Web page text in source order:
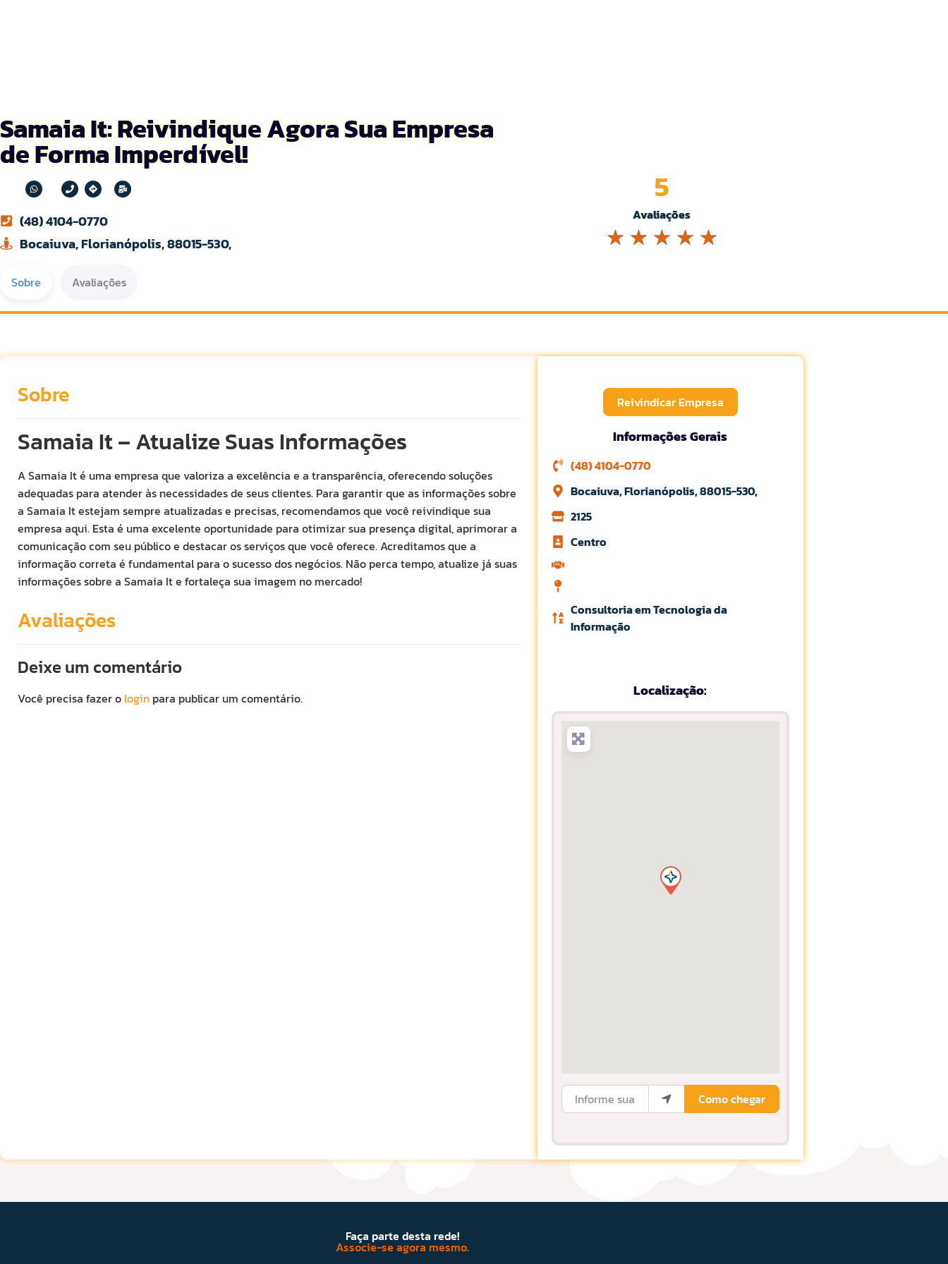
Samaia It: Reivindique Agora Sua Empresa
de Forma Imperdível!
(48) 4104-0770
Bocaiuva, Florianópolis, 88015-530,
Avaliações
5
☆ ☆ ☆ ☆ ☆
Sobre Avaliações
Sobre
Samaia It – Atualize Suas Informações
A Samaia It é uma empresa que valoriza a excelência e a transparência, oferecendo soluções
adequadas para atender às necessidades de seus clientes. Para garantir que as informações sobre
a Samaia It estejam sempre atualizadas e precisas, recomendamos que você reivindique sua
empresa aqui. Esta é uma excelente oportunidade para otimizar sua presença digital, aprimorar a
comunicação com seu público e destacar os serviços que você oferece. Acreditamos que a
informação correta é fundamental para o sucesso dos negócios. Não perca tempo, atualize já suas
informações sobre a Samaia It e fortaleça sua imagem no mercado!
Avaliações
Deixe um comentário
Você precisa fazer o login para publicar um comentário.
Reivindicar Empresa
Informações Gerais
(48) 4104-0770
Bocaiuva, Florianópolis, 88015-530,
2125
Centro
Consultoria em Tecnologia da
Informação
Localização:
Informe sua Localização
Como chegar
Faça parte desta rede!
Associe-se agora mesmo.